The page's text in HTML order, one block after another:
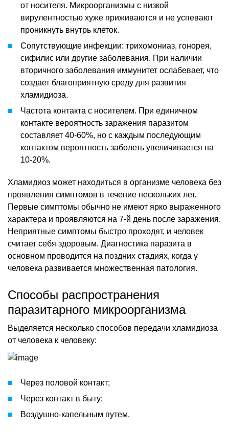
от носителя. Микроорганизмы с низкой
вирулентностью хуже приживаются и не успевают
проникнуть внутрь клеток.
Сопутствующие инфекции: трихомониаз, гонорея,
сифилис или другие заболевания. При наличии
вторичного заболевания иммунитет ослабевает, что
создает благоприятную среду для развития
хламидиоза.
Частота контакта с носителем. При единичном
контакте вероятность заражения паразитом
составляет 40-60%, но с каждым последующим
контактом вероятность заболеть увеличивается на
10-20%.
Хламидиоз может находиться в организме человека без
проявления симптомов в течение нескольких лет.
Первые симптомы обычно не имеют ярко выраженного
характера и проявляются на 7-й день после заражения.
Неприятные симптомы быстро проходят, и человек
считает себя здоровым. Диагностика паразита в
основном проводится на поздних стадиях, когда у
человека развивается множественная патология.
Способы распространения
паразитарного микроорганизма
Выделяется несколько способов передачи хламидиоза
от человека к человеку:
Через половой контакт;
Через контакт в быту;
Воздушно-капельным путем.